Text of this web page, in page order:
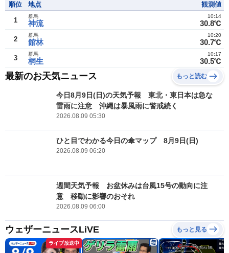
順位 地点 観測値
1 神流
群馬
30.8℃
10:14
2 館林
群馬
30.7℃
10:20
3 桐生
群馬
30.5℃
10:17
最新のお天気ニュース もっと読む
今日8月9日(日)の天気予報 東北・東日本は急な
雷雨に注意 沖縄は暴風雨に警戒続く
2026.08.09 05:30
ひと目でわかる今日の傘マップ 8月9日(日)
2026.08.09 06:20
週間天気予報 お盆休みは台風15号の動向に注
意 移動に影響のおそれ
2026.08.09 06:00
ウェザーニュースLiVE もっと見る
ライブ放送中